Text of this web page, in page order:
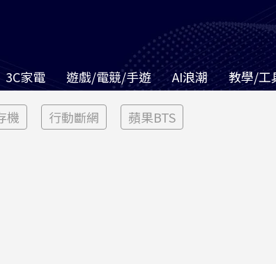
3C家電 遊戲/電競/手遊 AI浪潮 教學/工
機 行動斷網 蘋果BTS